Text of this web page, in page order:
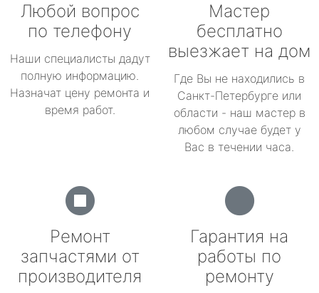
Любой вопрос
по телефону
Наши специалисты дадут
полную информацию.
Назначат цену ремонта и
время работ.
Мастер
бесплатно
выезжает на дом
Где Вы не находились в
Санкт-Петербурге или
области - наш мастер в
любом случае будет у
Вас в течении часа.
Ремонт
запчастями от
производителя
Гарантия на
работы по
ремонту